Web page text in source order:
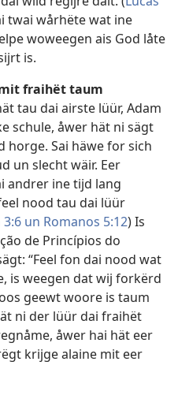
twai wårhëte wat ine
woweegen ais God låte
is.
fraihët taum
tau dai airste lüür, Adam
schule, åwer hät ni sägt
horge. Sai häwe for sich
un slecht wäir. Eer
andrer ine tijd lang
nood tau dai lüür
3:6 un Romanos 5:12) Is
de Princípios do
“Feel fon dai nood wat
is weegen dat wij forkërd
geewt woore is taum
ni der lüür dai fraihët
åwer hai hät eer
krijge alaine mit eer